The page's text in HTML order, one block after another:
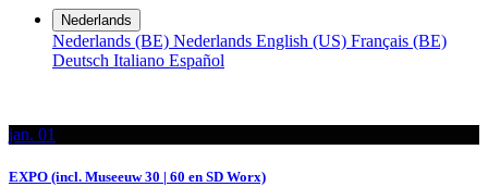
Nederlands
Nederlands (BE) Nederlands English (US) Français (BE)
Deutsch Italiano Español
jan. 01
EXPO (incl. Museeuw 30 | 60 en SD Worx)